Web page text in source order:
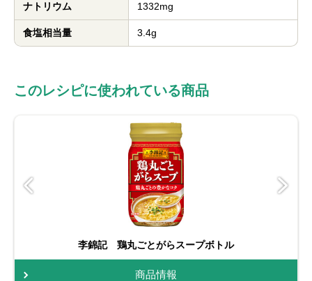
ナトリウム 1332mg
食塩相当量 3.4g
このレシピに使われている商品
李錦記 鶏丸ごとがらスープボトル
商品情報